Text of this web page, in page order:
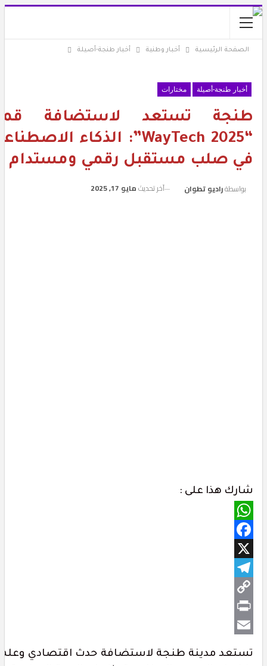
الصفحة الرئيسية أخبار وطنية أخبار طنجة-أصيلة
أخبار طنجة-أصيلة مختارات
تستعد لاستضافة قمة
“WayTech 2025”: الذكاء الاصطناعي
صلب مستقبل رقمي ومستدام
بواسطةراديو تطوان آخر تحديثمايو 17, 2025
هذا على :
مدينة طنجة لاستضافة حدث اقتصادي وعلمي